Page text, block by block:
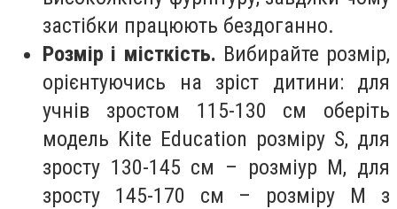
застібки працюють бездоганно.
Розмір і місткість. Вибирайте розмір,
орієнтуючись на зріст дитини: для
учнів зростом 115-130 см оберіть
модель Kite Education розміру S, для
зросту 130-145 см – розміур M, для
зросту 145-170 см – розміру M з